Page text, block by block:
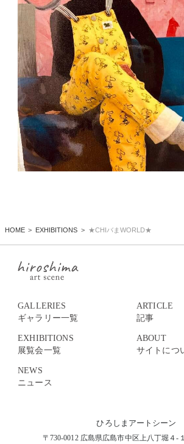
HOME EXHIBITIONS ★CHIバまWORLD★
ひろしまアートシーン
〒730-0012 広島県広島市中区上八丁堀４
GALLERIES
ギャラリー一覧
EXHIBITIONS
展覧会一覧
NEWS
ニュース
ARTICLE
記事
ABOUT
サイトにつ